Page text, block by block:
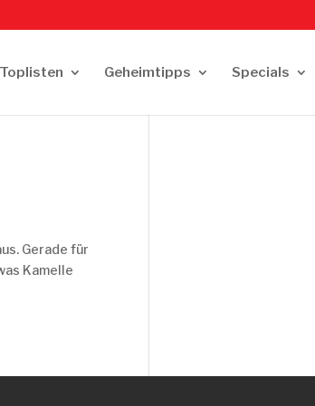
Toplisten Geheimtipps Specials
Gerade für
Kamelle